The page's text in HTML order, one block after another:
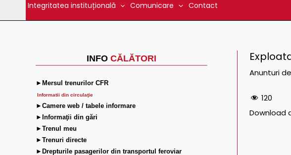
Integritatea instituțională Comunicare Contact
INFO CĂLĂTORI
►Mersul trenurilor CFR
Informatii din circulaţie
►Camere web / tabele informare
►Informaţii din gări
►Trenul meu
►Trenuri directe
►Drepturile pasagerilor din transportul feroviar
Anunturi
120
Download